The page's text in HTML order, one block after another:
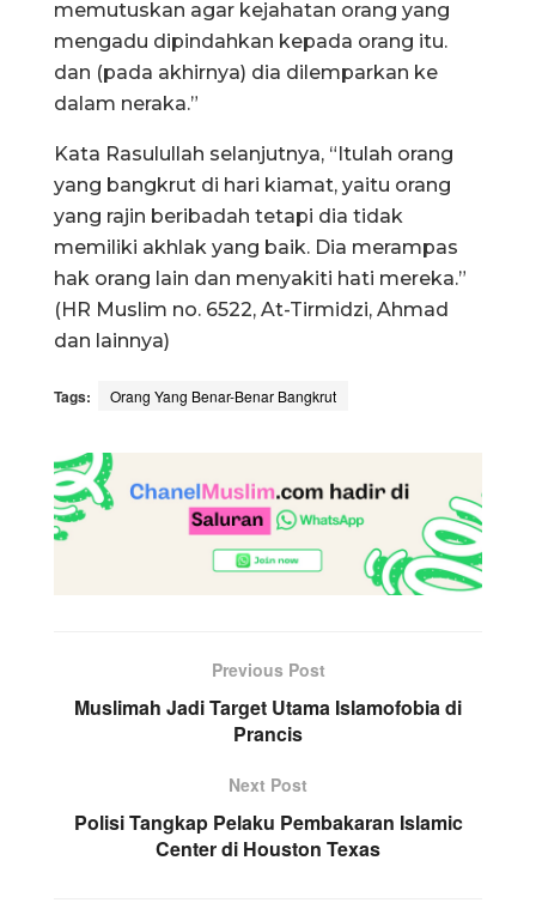
memutuskan agar kejahatan orang yang
mengadu dipindahkan kepada orang itu.
dan (pada akhirnya) dia dilemparkan ke
dalam neraka.”
Kata Rasulullah selanjutnya, “Itulah orang
yang bangkrut di hari kiamat, yaitu orang
yang rajin beribadah tetapi dia tidak
memiliki akhlak yang baik. Dia merampas
hak orang lain dan menyakiti hati mereka.”
(HR Muslim no. 6522, At-Tirmidzi, Ahmad
dan lainnya)
Tags: Orang Yang Benar-Benar Bangkrut
Previous Post
Muslimah Jadi Target Utama Islamofobia di
Prancis
Next Post
Polisi Tangkap Pelaku Pembakaran Islamic
Center di Houston Texas